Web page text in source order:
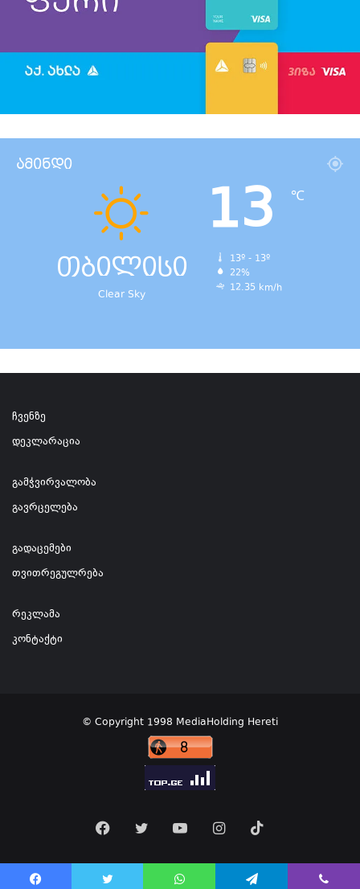
ამინდი
თბილისი
Clear Sky
13 ℃
13º - 13º
22%
12.35 km/h
ჩვენზე
დეკლარაცია
გამჭვირვალობა
გავრცელება
გადაცემები
თვითრეგულრება
რეკლამა
კონტაქტი
© Copyright 1998 MediaHolding Hereti
FacebookTwitter YouTubeInstagram